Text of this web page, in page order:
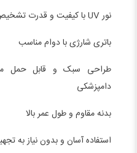
نور UV با کیفیت و قدرت تشخیص بالا
باتری شارژی با دوام مناسب
طراحی سبک و قابل حمل
دامپزشکی
بدنه مقاوم و طول عمر بالا
استفاده آسان و بدون نیاز به